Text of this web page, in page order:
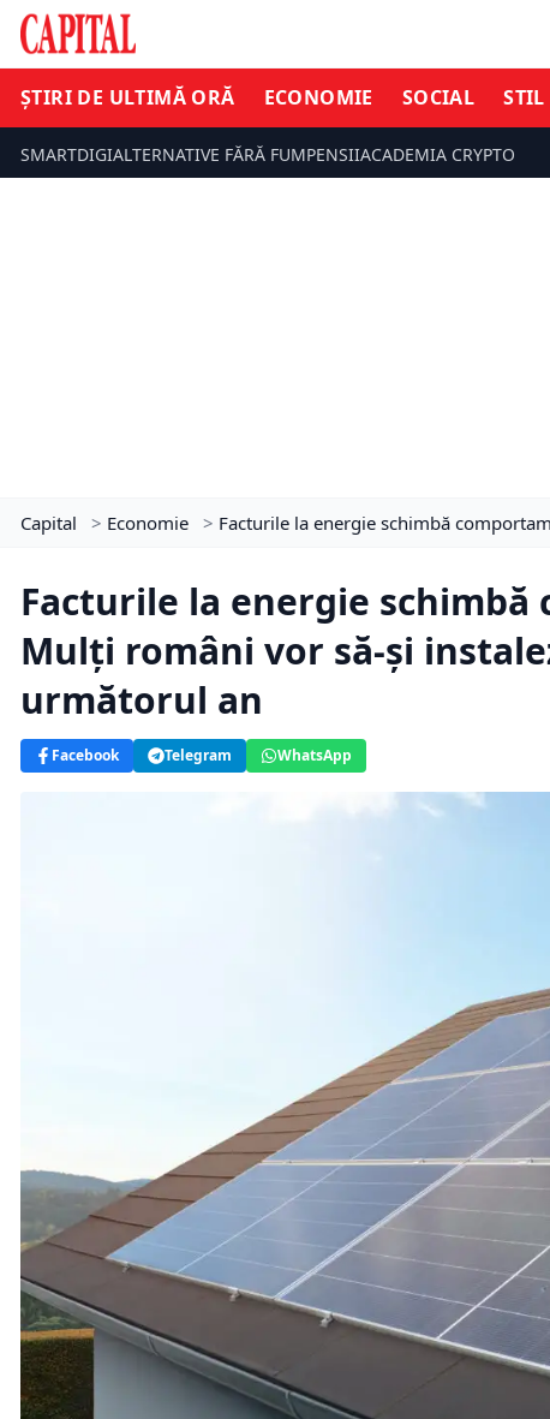
ȘTIRI DE ULTIMĂ ORĂ ECONOMIE SOCIAL STIL
SMARTDIGIALTERNATIVE FĂRĂ FUMPENSIIACADEMIA CRYPTO
Capital > Economie > Facturile la energie schimbă
Facturile la energie
Mulți români vor să-și
următorul an
Facebook Telegram WhatsApp